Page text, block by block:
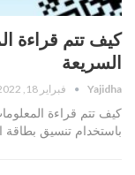
كيف تتم قراءة
السريعة
Yajidha فبراير 18, 2022
باستخدام تنسيق بطاقة